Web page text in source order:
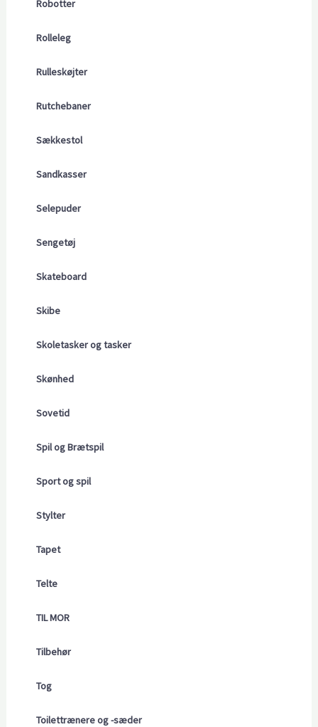
Robotter
Rolleleg
Rulleskøjter
Rutchebaner
Sækkestol
Sandkasser
Selepuder
Sengetøj
Skateboard
Skibe
Skoletasker og tasker
Skønhed
Sovetid
Spil og Brætspil
Sport og spil
Stylter
Tapet
Telte
TIL MOR
Tilbehør
Tog
Toilettrænere og -sæder